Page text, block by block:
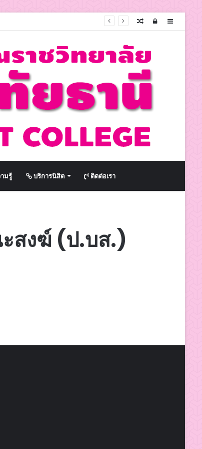
Sidebar
Log
Random
มรู้ บริการนิสิต ติดต่อเรา
สงฆ์ (ป.บส.)